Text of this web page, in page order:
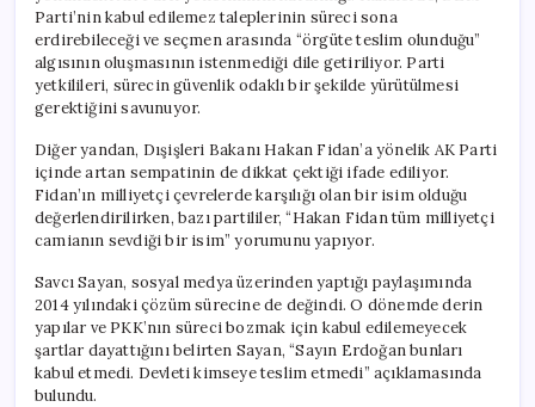
Parti’nin kabul edilemez taleplerinin süreci sona
erdirebileceği ve seçmen arasında “örgüte teslim olunduğu”
algısının oluşmasının istenmediği dile getiriliyor. Parti
yetkilileri, sürecin güvenlik odaklı bir şekilde yürütülmesi
gerektiğini savunuyor.
Diğer yandan, Dışişleri Bakanı Hakan Fidan’a yönelik AK Parti
içinde artan sempatinin de dikkat çektiği ifade ediliyor.
Fidan’ın milliyetçi çevrelerde karşılığı olan bir isim olduğu
değerlendirilirken, bazı partililer, “Hakan Fidan tüm milliyetçi
camianın sevdiği bir isim” yorumunu yapıyor.
Savcı Sayan, sosyal medya üzerinden yaptığı paylaşımında
2014 yılındaki çözüm sürecine de değindi. O dönemde derin
yapılar ve PKK’nın süreci bozmak için kabul edilemeyecek
şartlar dayattığını belirten Sayan, “Sayın Erdoğan bunları
kabul etmedi. Devleti kimseye teslim etmedi” açıklamasında
bulundu.